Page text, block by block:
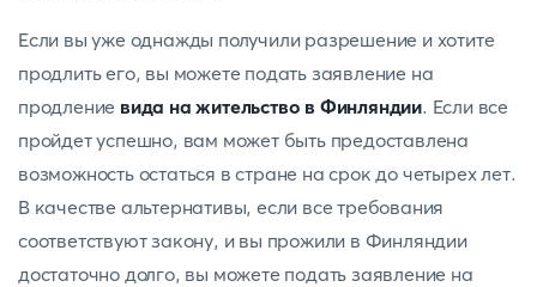
Если вы уже однажды получили разрешение и хотите
продлить его, вы можете подать заявление на
продление вида на жительство в Финляндии. Если все
пройдет успешно, вам может быть предоставлена
возможность остаться в стране на срок до четырех лет.
В качестве альтернативы, если все требования
соответствуют закону, и вы прожили в Финляндии
достаточно долго, вы можете подать заявление на